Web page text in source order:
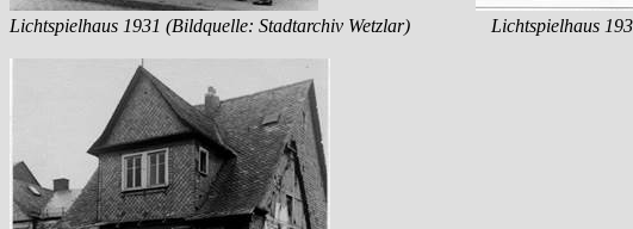
Lichtspielhaus 1931 (Bildquelle: Stadtarchiv Wetzlar) Lichtspielhaus